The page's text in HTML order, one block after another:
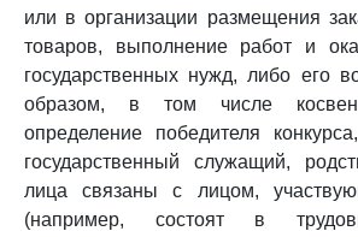
или в организации размещения
товаров, выполнение работ и
государственных нужд, либо его
образом, в том числе
определение победителя
государственный служащий,
лица связаны с лицом,
(например, состоят в